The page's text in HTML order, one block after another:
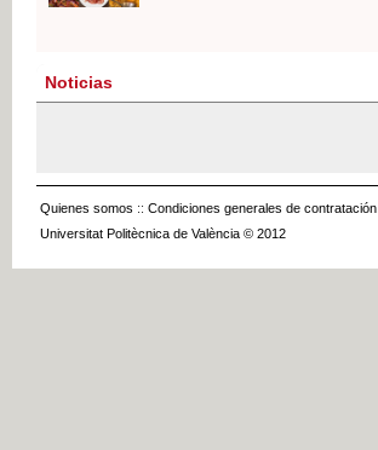
Noticias
Quienes somos :: Condiciones generales de contratación
Universitat Politècnica de València © 2012